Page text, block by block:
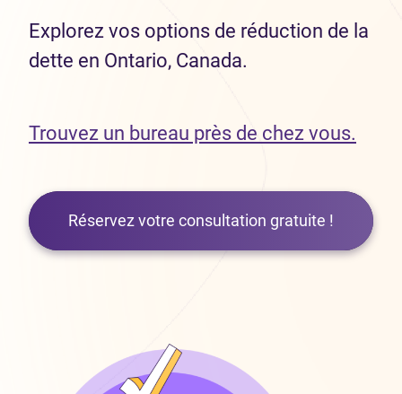
Explorez vos options de réduction de la
dette en Ontario, Canada.
Trouvez un bureau près de chez vous.
Réservez votre consultation gratuite !